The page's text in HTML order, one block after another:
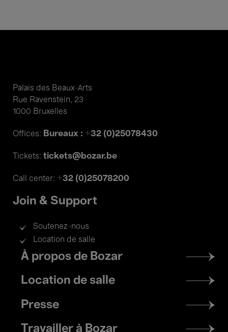
Palais des Beaux-Arts
Rue Ravenstein, 23
1000 Bruxelles
Offices: Bureaux : +32 (0)25078430
Tickets: tickets@bozar.be
Call center: +32 (0)25078200
Join & Support
Soutenez-nous
Location de salle
Footer
menu
À propos de Bozar
Location de salle
Presse
Travailler à Bozar